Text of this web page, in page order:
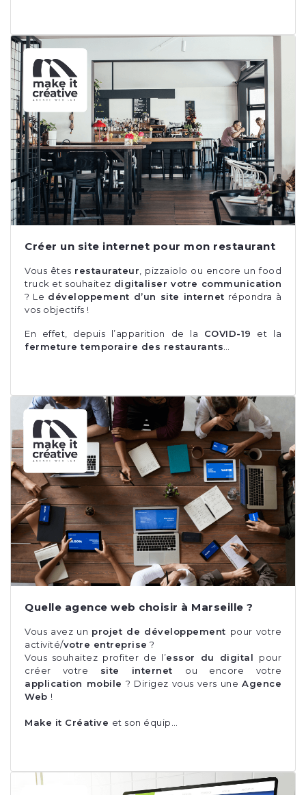
Créer un site internet pour mon restaurant
Vous êtes restaurateur , pizzaiolo ou encore un food
truck et souhaitez digitaliser votre communication
? Le développement d’un site internet répondra à
vos objectifs !
En effet, depuis l’apparition de la COVID-19
et la
fermeture temporaire des restaurants
Quelle agence web choisir à Marseille ?
Vous avez un projet de développement pour votre
activité/votre entreprise ?
Vous souhaitez profiter de l’essor du digital pour
créer votre site internet ou encore votre
application mobile ? Dirigez vous vers une Agence
Web !
Make it Créative et son équip…